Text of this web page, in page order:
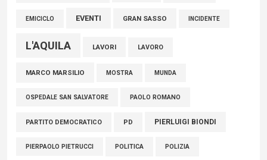
EMICICLO EVENTI GRAN SASSO INCIDENTE
L'AQUILA LAVORI LAVORO
MARCO MARSILIO MOSTRA MUNDA
OSPEDALE SAN SALVATORE PAOLO ROMANO
PARTITO DEMOCRATICO PD PIERLUIGI BIONDI
PIERPAOLO PIETRUCCI POLITICA POLIZIA